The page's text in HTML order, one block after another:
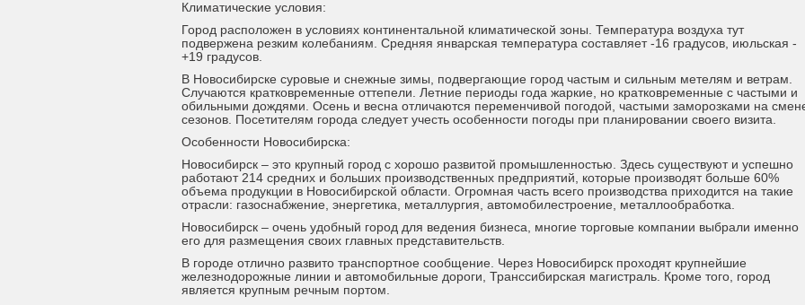
Климатические условия:
Город расположен в условиях континентальной климатической зоны. Температура воздуха тут
подвержена резким колебаниям. Средняя январская температура составляет -16 градусов, июльская -
+19 градусов.
В Новосибирске суровые и снежные зимы, подвергающие город частым и сильным метелям и ветрам.
Случаются кратковременные оттепели. Летние периоды года жаркие, но кратковременные с частыми и
обильными дождями. Осень и весна отличаются переменчивой погодой, частыми заморозками на
сезонов. Посетителям города следует учесть особенности погоды при планировании своего визита.
Особенности Новосибирска:
Новосибирск – это крупный город с хорошо развитой промышленностью. Здесь существуют и успешно
работают 214 средних и больших производственных предприятий, которые производят больше 60%
объема продукции в Новосибирской области. Огромная часть всего производства приходится на такие
отрасли: газоснабжение, энергетика, металлургия, автомобилестроение, металлообработка.
Новосибирск – очень удобный город для ведения бизнеса, многие торговые компании выбрали именно
его для размещения своих главных представительств.
В городе отлично развито транспортное сообщение. Через Новосибирск проходят крупнейшие
железнодорожные линии и автомобильные дороги, Транссибирская магистраль. Кроме того, город
является крупным речным портом.